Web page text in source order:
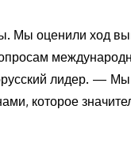
Мы оценили ход
лидер. —
которое